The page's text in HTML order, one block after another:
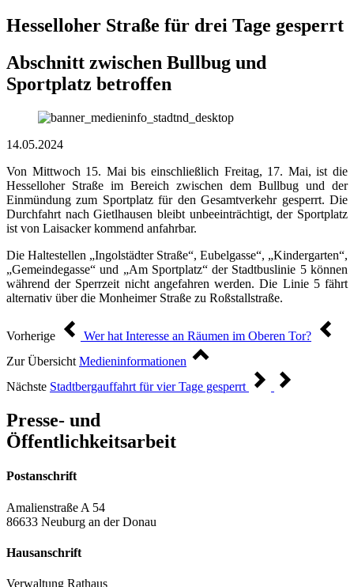
Hesselloher Straße für drei Tage gesperrt
Abschnitt zwischen Bullbug und
Sportplatz betroffen
14.05.2024
Von Mittwoch 15. Mai bis einschließlich Freitag, 17. Mai, ist die
Hesselloher Straße im Bereich zwischen dem Bullbug und der
Einmündung zum Sportplatz für den Gesamtverkehr gesperrt. Die
Durchfahrt nach Gietlhausen bleibt unbeeinträchtigt, der Sportplatz
ist von Laisacker kommend anfahrbar.
Die Haltestellen „Ingolstädter Straße“, Eubelgasse“, „Kindergarten“,
„Gemeindegasse“ und „Am Sportplatz“ der Stadtbuslinie 5 können
während der Sperrzeit nicht angefahren werden. Die Linie 5 fährt
alternativ über die Monheimer Straße zu Roßstallstraße.
Vorherige
Wer hat Interesse an Räumen im Oberen Tor?
Zur Übersicht Medieninformationen
Nächste Stadtbergauffahrt für vier Tage gesperrt
Presse- und
Öffentlichkeitsarbeit
Postanschrift
Amalienstraße A 54
86633 Neuburg an der Donau
Hausanschrift
Verwaltung Rathaus